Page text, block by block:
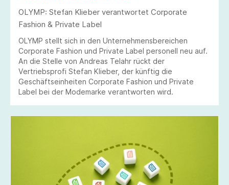
OLYMP: Stefan Klieber verantwortet Corporate
Fashion & Private Label
OLYMP stellt sich in den Unternehmensbereichen
Corporate Fashion und Private Label personell neu auf.
An die Stelle von Andreas Telahr rückt der
Vertriebsprofi Stefan Klieber, der künftig die
Geschäftseinheiten Corporate Fashion und Private
Label bei der Modemarke verantworten wird.